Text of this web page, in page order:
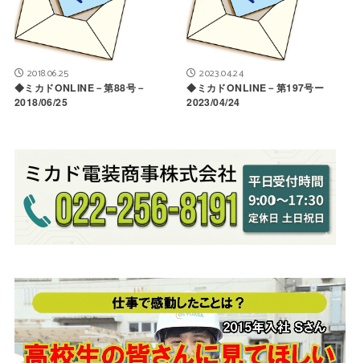
2018.06.25
◆ミカドONLINE－第88号－
2018/06/25
2023.04.24
◆ミカドONLINE－第197号ー
2023/04/24